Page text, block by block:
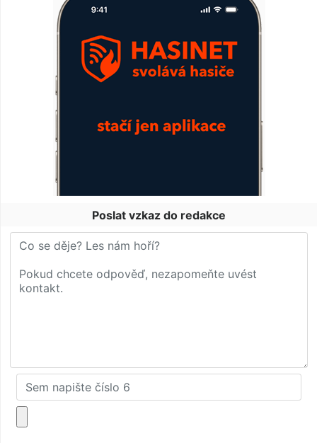
Poslat vzkaz do redakce